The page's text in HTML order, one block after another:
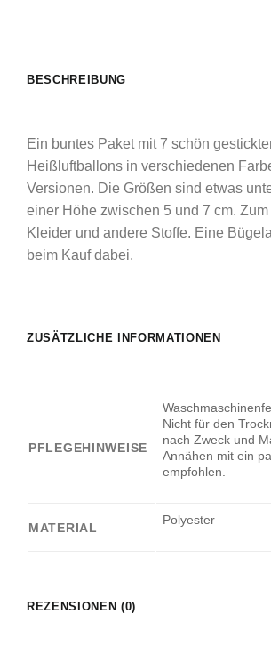
BESCHREIBUNG
Ein buntes Paket mit 7 schön
Heißluftballons in verschiedenen
Versionen. Die Größen sind etwas
einer Höhe zwischen 5 und 7 cm.
Kleider und andere Stoffe. Eine
beim Kauf dabei.
ZUSÄTZLICHE INFORMATIONEN
PFLEGEHINWEISE
Nicht für den
nach Zweck und
Annähen mit ein
empfohlen.
MATERIAL
Polyester
REZENSIONEN (0)